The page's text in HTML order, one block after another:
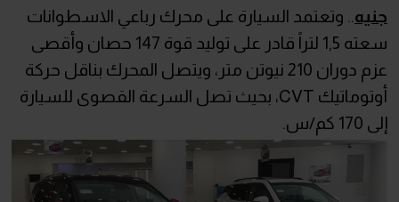
جنيه .. وتعتمد السيارة على محرك رباعي الاسطوانات
سعته 1,5 لتراً قادر على توليد قوة 147 حصان وأقصى
عزم دوران 210 نيوتن متر، ويتصل المحرك بناقل حركة
أوتوماتيك CVT، بحيث تصل السرعة القصوى للسيارة
إلى 170 كم/س.